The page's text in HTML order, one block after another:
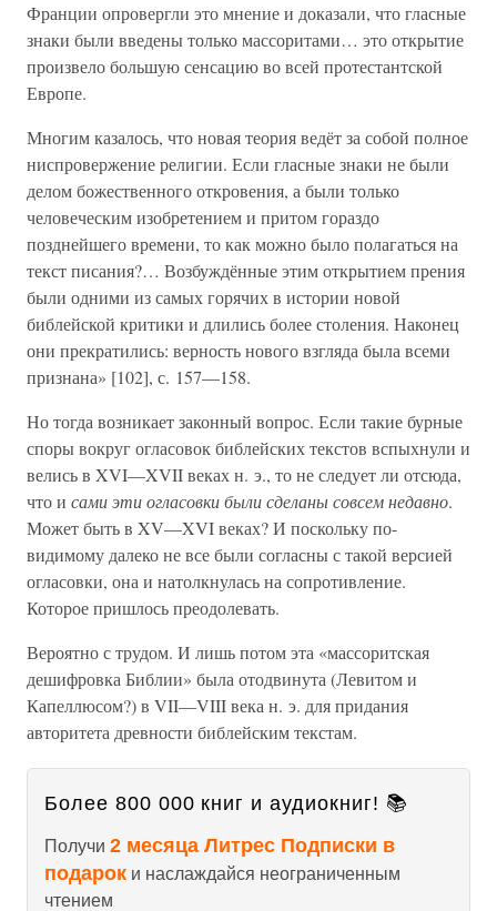
Франции опровергли это мнение и доказали, что гласные
знаки были введены только массоритами… это открытие
произвело большую сенсацию во всей протестантской
Европе.
Многим казалось, что новая теория ведёт за собой полное
ниспровержение религии. Если гласные знаки не были
делом божественного откровения, а были только
человеческим изобретением и притом гораздо
позднейшего времени, то как можно было полагаться на
текст писания?… Возбуждённые этим открытием прения
были одними из самых горячих в истории новой
библейской критики и длились более столения. Наконец
они прекратились: верность нового взгляда была всеми
признана» [102], с. 157—158.
Но тогда возникает законный вопрос. Если такие бурные
споры вокруг огласовок библейских текстов вспыхнули и
велись в XVI—XVII веках н. э., то не следует ли отсюда,
что и сами эти огласовки были сделаны совсем недавно.
Может быть в XV—XVI веках? И поскольку по-
видимому далеко не все были согласны с такой версией
огласовки, она и натолкнулась на сопротивление.
Которое пришлось преодолевать.
Вероятно с трудом. И лишь потом эта «массоритская
дешифровка Библии» была отодвинута (Левитом и
Капеллюсом?) в VII—VIII века н. э. для придания
авторитета древности библейским текстам.
Более 800 000 книг и аудиокниг! 📚
Получи 2 месяца Литрес Подписки в
подарок и наслаждайся неограниченным
чтением